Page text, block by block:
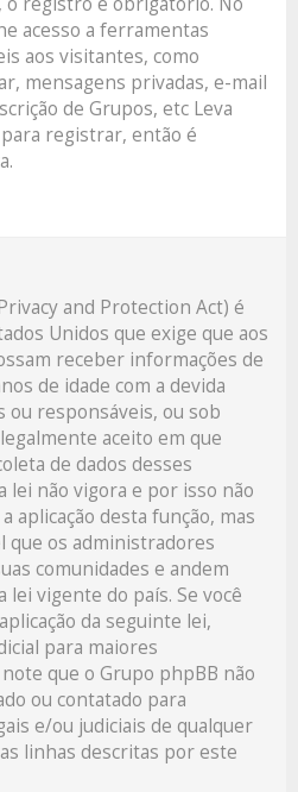
acesso a ferramentas
aos visitantes, como
mensagens privadas, e-mail
de Grupos, etc Leva
registrar, então é
and Protection Act) é
Unidos que exige que aos
receber informações de
de idade com a devida
ou responsáveis, ou sob
aceito em que
de dados desses
lei não vigora e por isso não
aplicação desta função, mas
que os administradores
comunidades e andem
lei vigente do país. Se você
da seguinte lei,
para maiores
que o Grupo phpBB não
ou contatado para
e/ou judiciais de qualquer
linhas descritas por este